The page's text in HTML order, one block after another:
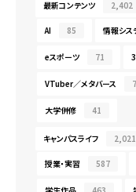
最新コンテンツ 2,402
AI 85 情報シス
eスポーツ 71
VTuber／メタバース
大学併修 41
キャンパスライフ 2,021
授業・実習 587